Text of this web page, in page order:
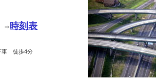
⇒時刻表
車 徒歩4分